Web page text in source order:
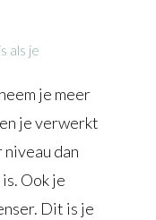
als je
je meer
je verwerkt
dan
Ook je
Dit is je